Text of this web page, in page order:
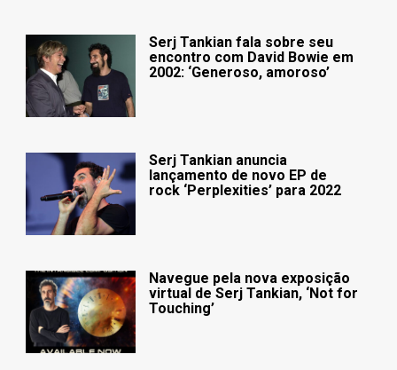
Serj Tankian fala sobre seu
encontro com David Bowie em
2002: ‘Generoso, amoroso’
Serj Tankian anuncia
lançamento de novo EP de
rock ‘Perplexities’ para 2022
Navegue pela nova exposição
virtual de Serj Tankian, ‘Not for
Touching’